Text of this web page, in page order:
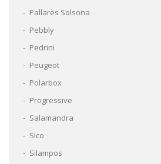
Pallarès Solsona
Pebbly
Pedrini
Peugeot
Polarbox
Progressive
Salamandra
Sico
Silampos